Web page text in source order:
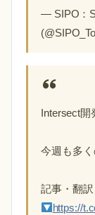
— SIPO：
Intersect
今週も多く
記事・翻訳
https://